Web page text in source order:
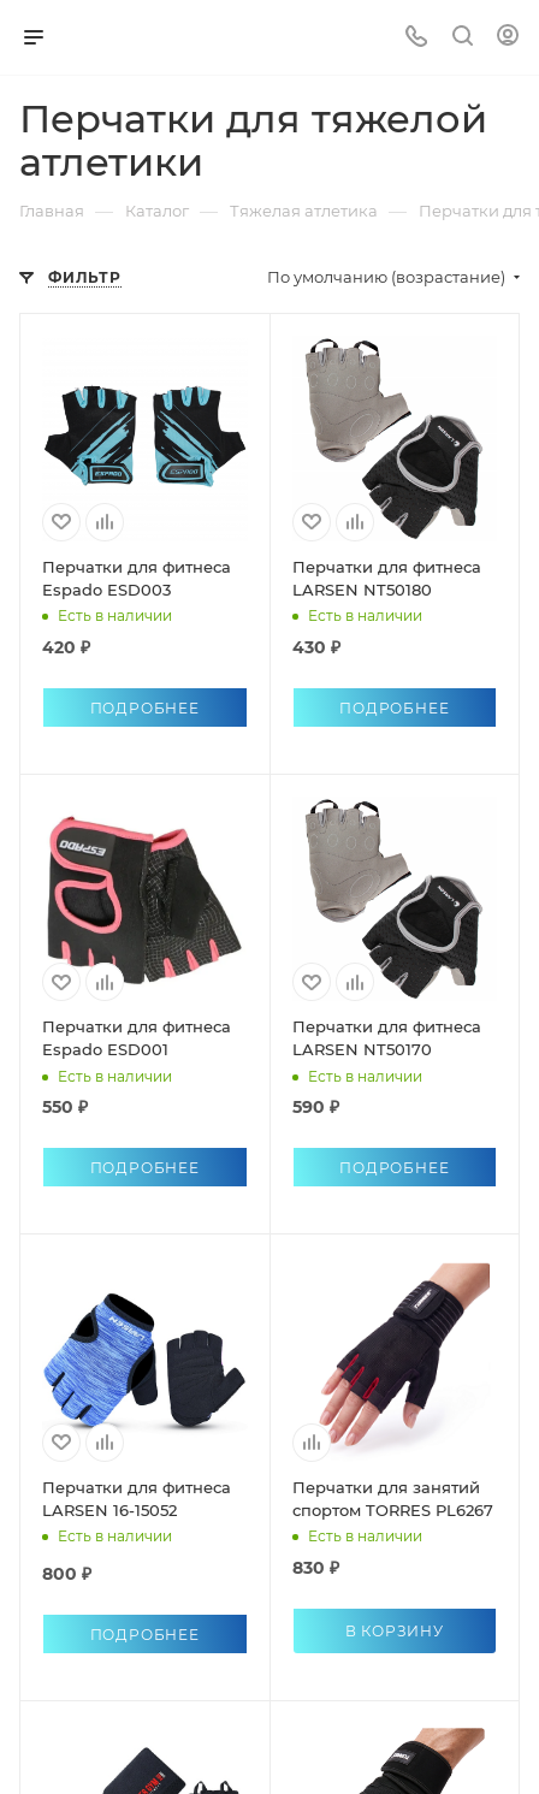
Перчатки для тяжелой
атлетики
Главная — Каталог — Тяжелая атлетика — Перчатки для
ФИЛЬТР По умолчанию (возрастание)
Перчатки для фитнеса
Espado ESD003
Есть в наличии
420 ₽
ПОДРОБНЕЕ
Перчатки для фитнеса
LARSEN NT50180
Есть в наличии
430 ₽
ПОДРОБНЕЕ
Перчатки для фитнеса
Espado ESD001
Есть в наличии
550 ₽
ПОДРОБНЕЕ
Перчатки для фитнеса
LARSEN NT50170
Есть в наличии
590 ₽
ПОДРОБНЕЕ
Перчатки для фитнеса
LARSEN 16-15052
Есть в наличии
800 ₽
ПОДРОБНЕЕ
Перчатки для занятий
спортом TORRES PL6267
Есть в наличии
830 ₽
В КОРЗИНУ